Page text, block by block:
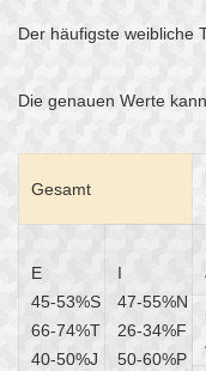
Der häufigste weibliche
Die genauen Werte
Gesamt
E
45-53%S
66-74%T
40-50%J
I
47-55%N
26-34%F
50-60%P